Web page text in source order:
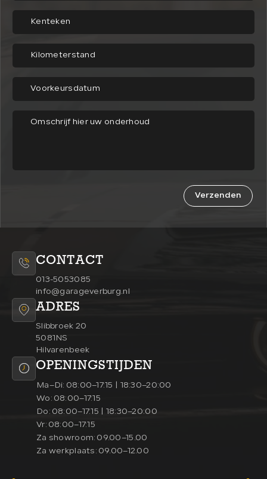
CONTACT
013-5053085
info@garageverburg.nl
ADRES
Slibbroek 20
5081NS
Hilvarenbeek
OPENINGSTIJDEN
Ma–Di: 08:00–17:15 | 18:30–20:00
Wo: 08:00–17:15
Do: 08:00–17:15 | 18:30–20:00
Vr: 08:00–17:15
Za showroom: 09.00–15.00
Za werkplaats: 09.00–12.00
Verzenden